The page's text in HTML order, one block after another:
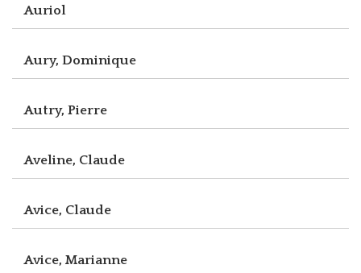
Auriol
Aury, Dominique
Autry, Pierre
Aveline, Claude
Avice, Claude
Avice, Marianne